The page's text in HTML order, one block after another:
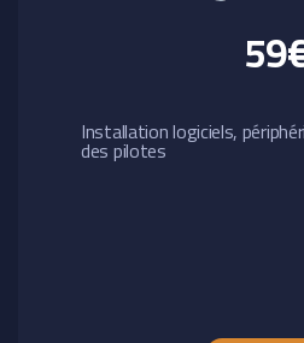
Installation logiciels,
des pilotes